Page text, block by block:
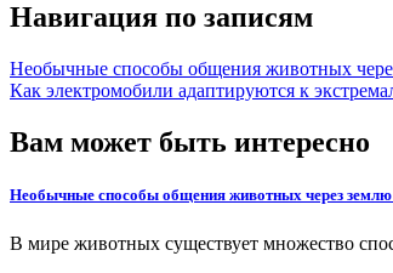
Навигация по записям
Необычные способы общения животных
Как электромобили адаптируются к
Вам может быть интересно
Необычные способы общения животных через
В мире животных существует множество